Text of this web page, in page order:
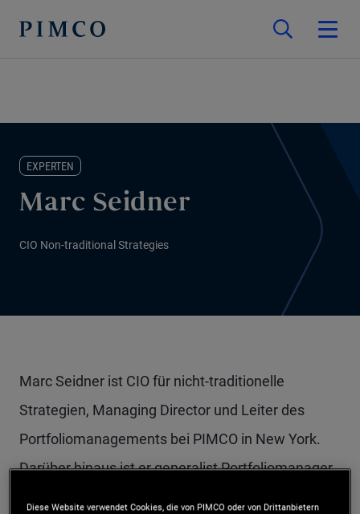
EXPERTEN
Marc Seidner
CIO Non-traditional Strategies
Marc Seidner ist CIO für nicht-traditionelle
Strategien, Managing Director und Leiter des
Portfoliomanagements bei PIMCO in New York.
Darüber hinaus ist er generalist Portfoliomanager
Diese Website verwendet Cookies, die von PIMCO oder von Drittanbietern